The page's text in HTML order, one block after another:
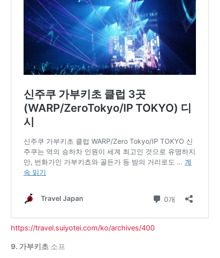
https://travel.suiyotei.com/ko/archives/400
9. 가부키초 소프